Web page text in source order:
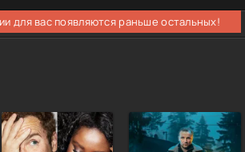
для вас появляются раньше остальных!